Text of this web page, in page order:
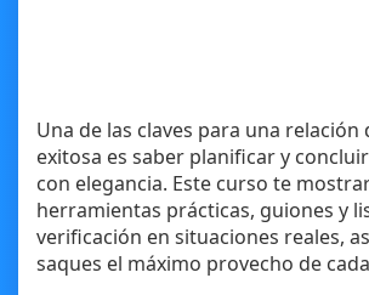
Una de las claves para una
exitosa es saber planificar y
con elegancia. Este curso te
herramientas prácticas, guiones y
verificación en situaciones reales,
saques el máximo provecho de